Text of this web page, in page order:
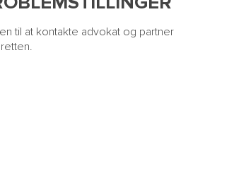
til at kontakte advokat og partner